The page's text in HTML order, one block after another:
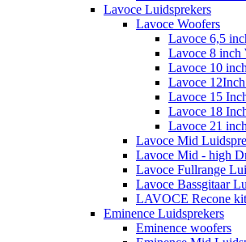
Lavoce Luidsprekers
Lavoce Woofers
Lavoce 6,5
Lavoce 8 inch
Lavoce 10
Lavoce
Lavoce 15
Lavoce 18
Lavoce 21
Lavoce Mid
Lavoce Mid - high
Lavoce Fullrange
Lavoce Bassgitaar
LAVOCE Recone
Eminence Luidsprekers
Eminence woofers